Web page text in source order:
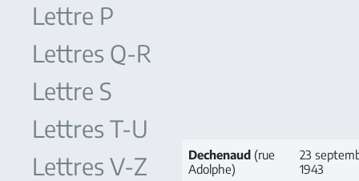
Lettre P
Lettres Q-R
Lettre S
Lettres T-U
Lettres V-Z
Dechenaud (rue
Adolphe)
23
1943